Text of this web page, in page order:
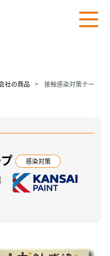
社の商品 >
接触感染対策テー
感染対策